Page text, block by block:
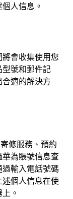
人信息。
會收集使用您
號和郵件記
適的解決方
修服務、預約
為賬號信息查
輸入電話號碼
個人信息在使
。